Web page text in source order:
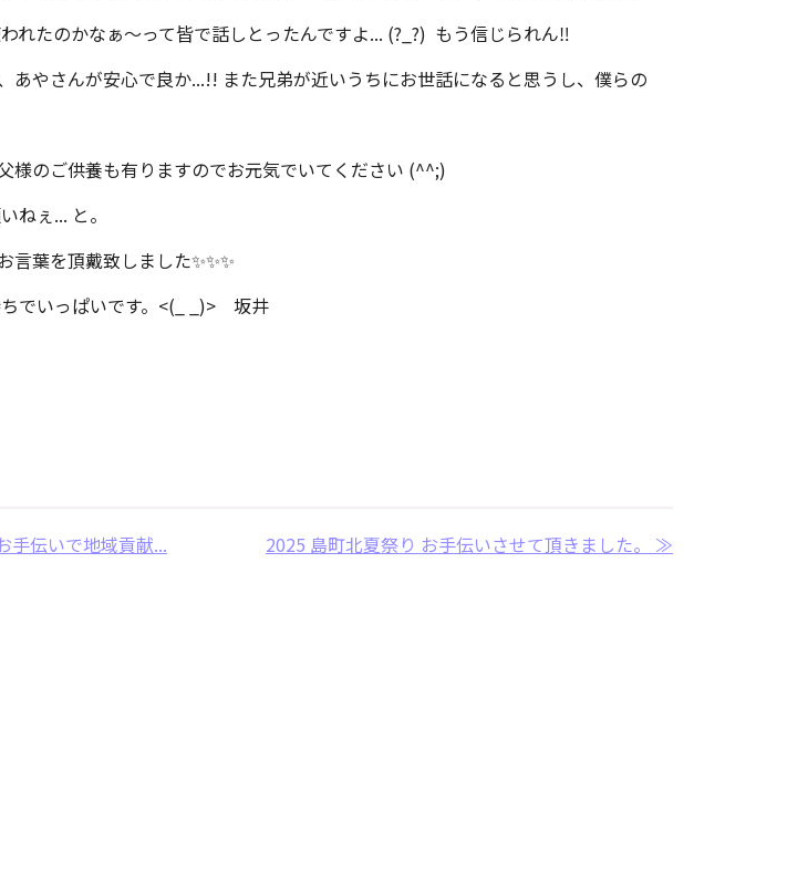
れたのかなぁ～って皆で話しとったんですよ... (?_?) もう信じられん‼
あやさんが安心で良か...!! また兄弟が近いうちにお世話になると思うし、僕らの
様のご供養も有りますのでお元気でいてください (^^;)
ねぇ... と。
言葉を頂戴致しました✨✨✨
でいっぱいです。<(_ _)> 坂井
手伝いで地域貢献... 2025 島町北夏祭り お手伝いさせて頂きました。 ≫